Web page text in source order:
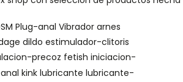
Plug-anal Vibrador arnes
dildo estimulador-clitoris
precoz fetish iniciacion-
kink lubricante lubricante-